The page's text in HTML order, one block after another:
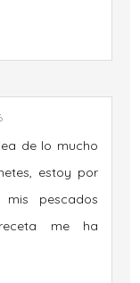
de lo mucho
estoy por
pescados
me ha